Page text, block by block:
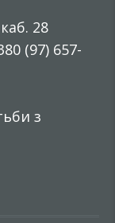
28
(97) 657-
з